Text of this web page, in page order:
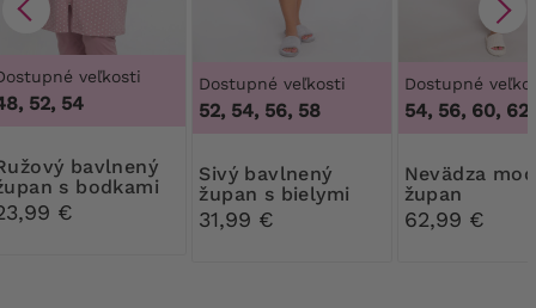
veľkosti
52, 54
s bodkami
€
Dostupné veľkosti
52, 54, 56, 58
Sivý bavlnený
župan s bielymi
bodkami
31,99 €
Dostupné
50, 52, 54, 56, 60,
Nevädza modrý
župan
62,99 €